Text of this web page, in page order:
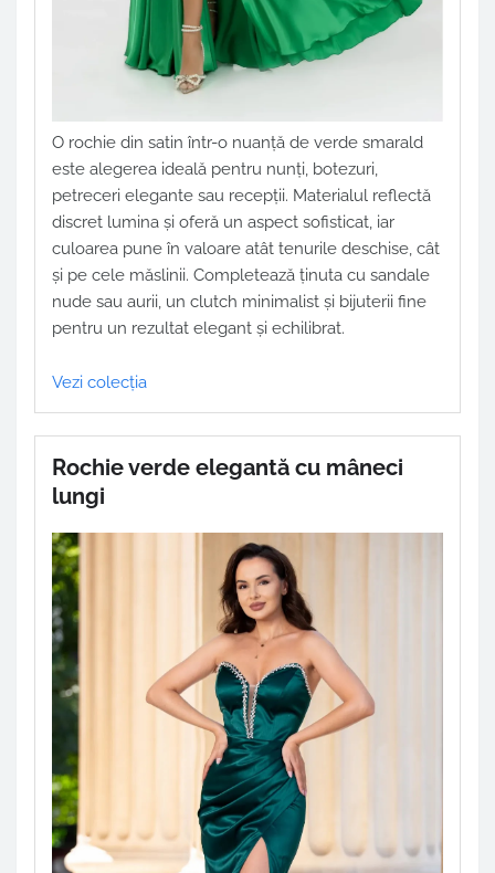
O rochie din satin într-o nuanță de verde smarald
este alegerea ideală pentru nunți, botezuri,
petreceri elegante sau recepții. Materialul reflectă
discret lumina și oferă un aspect sofisticat, iar
culoarea pune în valoare atât tenurile deschise, cât
și pe cele măslinii. Completează ținuta cu sandale
nude sau aurii, un clutch minimalist și bijuterii fine
pentru un rezultat elegant și echilibrat.
Vezi colecția
Rochie verde elegantă cu mâneci
lungi